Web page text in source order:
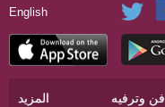
English
فن وترفيه المزيد